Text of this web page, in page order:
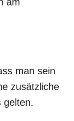
man sein
zusätzliche
gelten.